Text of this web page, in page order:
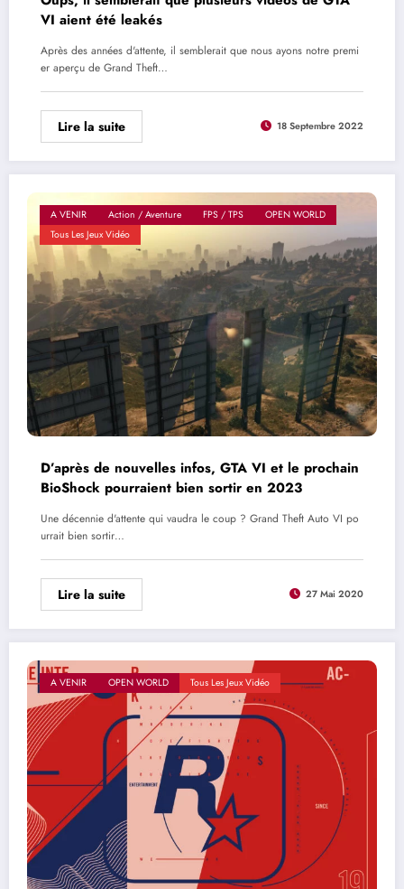
VI aient été leakés
Après des années d'attente, il semblerait que nous ayons notre premi
er aperçu de Grand Theft…
Lire la suite 18 Septembre 2022
A VENIR Action / Aventure FPS / TPS
OPEN WORLD
Tous Les Jeux Vidéo
D’après de nouvelles infos, GTA VI et le prochain
BioShock pourraient bien sortir en 2023
Une décennie d'attente qui vaudra le coup ? Grand Theft Auto VI po
urrait bien sortir…
Lire la suite 27 Mai 2020
A VENIR OPEN WORLD Tous Les Jeux Vidéo